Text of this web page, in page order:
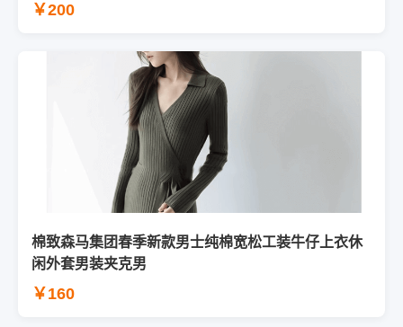
￥200
棉致森马集团春季新款男士纯棉宽松工装牛仔上衣休
闲外套男装夹克男
￥160